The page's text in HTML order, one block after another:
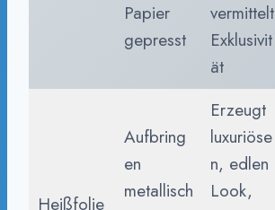
Papier
gepresst
vermittelt
Exklusivit
ät
Heißfolie
Aufbring
en
metallisch
Erzeugt
luxuriöse
n, edlen
Look,